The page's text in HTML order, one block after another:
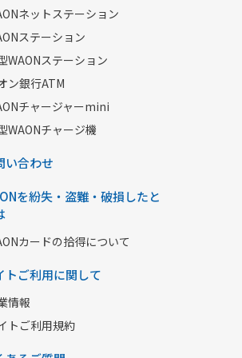
ネットステーション
ステーション
WAONステーション
ン銀行ATM
チャージャーmini
WAONチャージ機
い合わせ
を紛失・盗難・破損したと
カードの拾得について
トご利用に関して
情報
トご利用規約